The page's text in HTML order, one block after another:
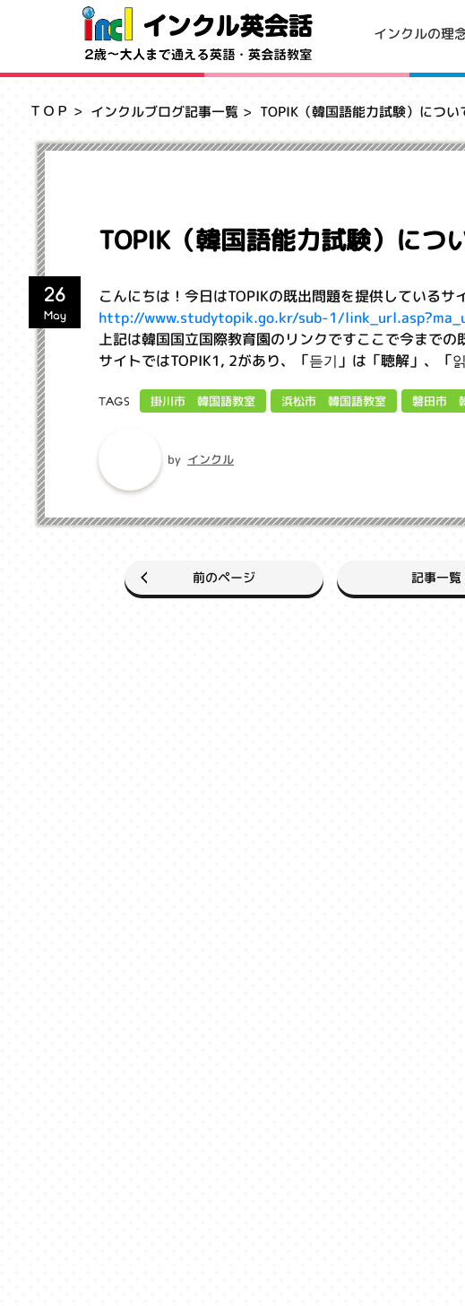
インクルの理
ＴＯＰ インクルブログ記事一覧 TOPIK（韓国語能力試験）につい
TOPIK（韓国語能力試験）につ
26
May
こんにちは！今日はTOPIKの既出問題を提供しているサ
http://www.studytopik.go.kr/sub-1/
上記は韓国国立国際教育園のリンクですここで今までの
サイトではTOPIK1, 2があり、「듣기」は「聴解」、「
TAGS 掛川市 韓国語教室 浜松市 韓国語教室 磐田市
by インクル
前のページ 記事一覧